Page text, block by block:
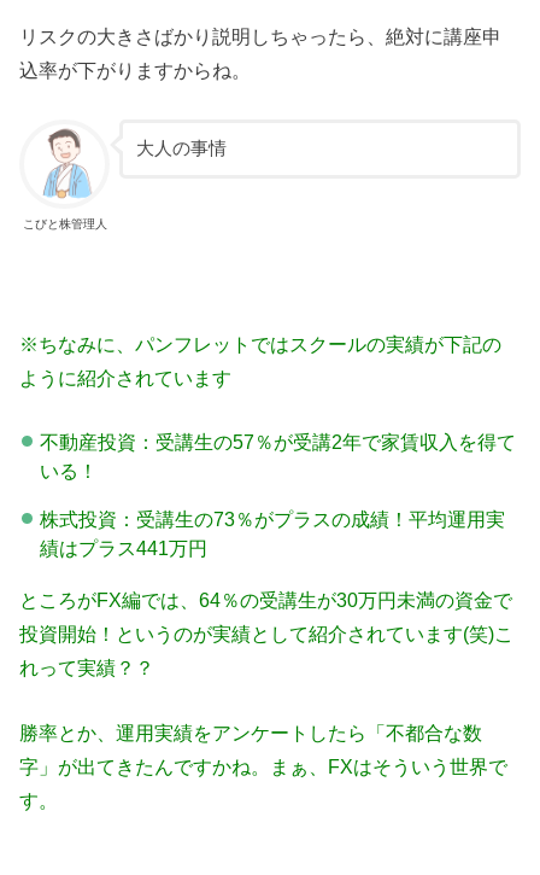
リスクの大きさばかり説明しちゃったら、絶対に講座申
込率が下がりますからね。
こびと株管理人
大人の事情
※ちなみに、パンフレットではスクールの実績が下記の
ように紹介されています
不動産投資：受講生の57％が受講2年で家賃収入を得て
いる！
株式投資：受講生の73％がプラスの成績！平均運用実
績はプラス441万円
ところがFX編では、64％の受講生が30万円未満の資金で
投資開始！というのが実績として紹介されています(笑)こ
れって実績？？
勝率とか、運用実績をアンケートしたら「不都合な数
字」が出てきたんですかね。まぁ、FXはそういう世界で
す。